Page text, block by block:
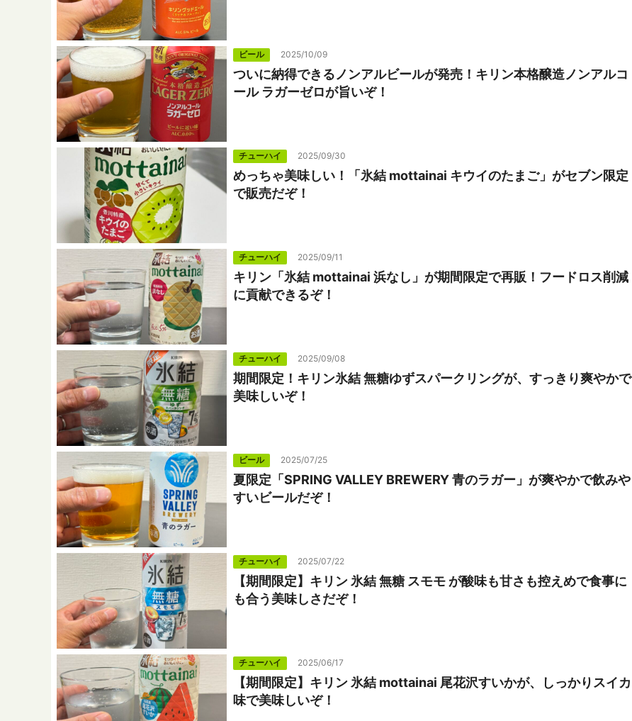
ビール 2025/10/09
ついに納得できるノンアルビールが発売！キリン本格醸造ノンアルコ
ール ラガーゼロが旨いぞ！
チューハイ 2025/09/30
めっちゃ美味しい！「氷結 mottainai キウイのたまご」がセブン限定
で販売だぞ！
チューハイ 2025/09/11
キリン「氷結 mottainai 浜なし」が期間限定で再販！フードロス削減
に貢献できるぞ！
チューハイ 2025/09/08
期間限定！キリン氷結 無糖ゆずスパークリングが、すっきり爽やかで
美味しいぞ！
ビール 2025/07/25
夏限定「SPRING VALLEY BREWERY 青のラガー」が爽やかで飲みや
すいビールだぞ！
チューハイ 2025/07/22
【期間限定】キリン 氷結 無糖 スモモ が酸味も甘さも控えめで食事に
も合う美味しさだぞ！
チューハイ 2025/06/17
【期間限定】キリン 氷結 mottainai 尾花沢すいかが、しっかりスイカ
味で美味しいぞ！